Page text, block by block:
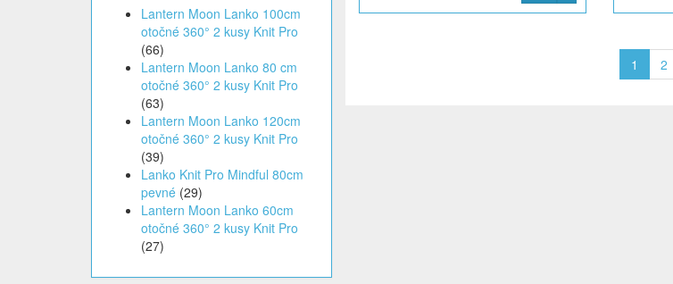
Lantern Moon Lanko 100cm
otočné 360° 2 kusy Knit Pro
(66)
Lantern Moon Lanko 80 cm
otočné 360° 2 kusy Knit Pro
(63)
Lantern Moon Lanko 120cm
otočné 360° 2 kusy Knit Pro
(39)
Lanko Knit Pro Mindful 80cm
pevné (29)
Lantern Moon Lanko 60cm
otočné 360° 2 kusy Knit Pro
(27)
1 2